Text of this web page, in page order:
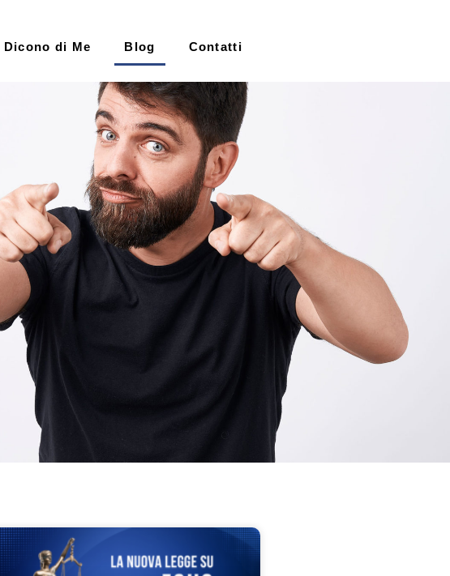
Dicono di Me Blog Contatti